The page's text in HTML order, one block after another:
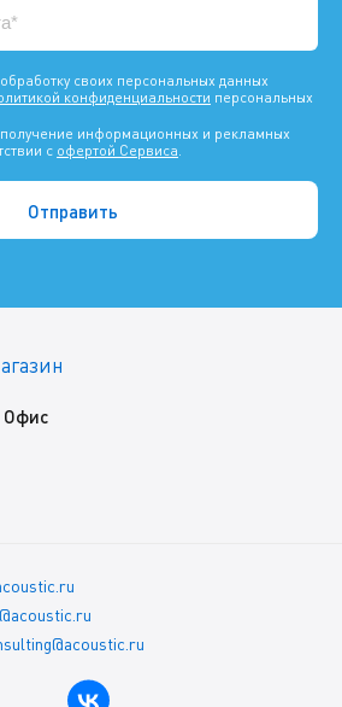
своих персональных данных
конфиденциальности персональных
информационных и рекламных
с офертой Сервиса.
Офис